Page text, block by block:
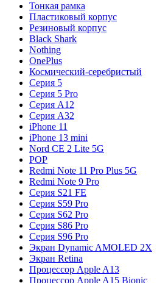
Тонкая рамка
Пластиковый корпус
Резиновый корпус
Black Shark
Nothing
OnePlus
Космический-серебристый
Серия 5
Серия 5 Pro
Серия A12
Серия A32
iPhone 11
iPhone 13 mini
Nord CE 2 Lite 5G
POP
Redmi Note 11 Pro Plus 5G
Redmi Note 9 Pro
Серия S21 FE
Серия S59 Pro
Серия S62 Pro
Серия S86 Pro
Серия S96 Pro
Экран Dynamic AMOLED 2X
Экран Retina
Процессор Apple A13
Процессор Apple A15 Bionic